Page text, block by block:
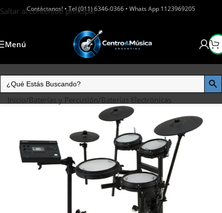
Saltar al contenido principal
Contáctanos! • Tel (011) 6346-0366 • Whats App 1123969205
Menú
Inicio/Baterías y Percusión/Baterías Electrónicas